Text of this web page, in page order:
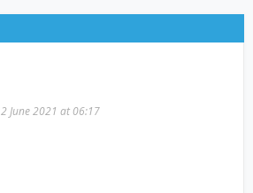
2 June 2021 at 06:17